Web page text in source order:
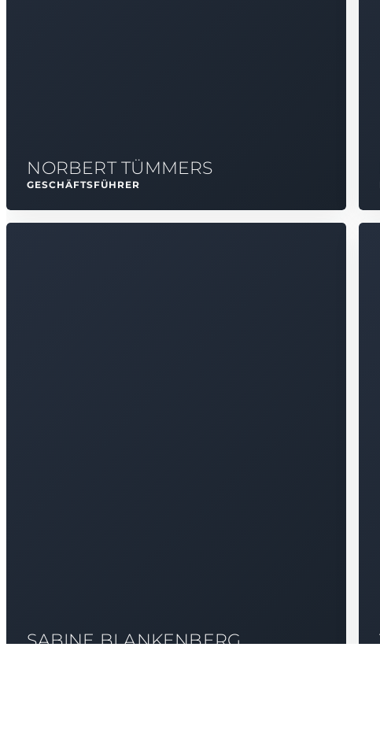
NORBERT TÜMMERS
GESCHÄFTSFÜHRER
SABINE BLANKENBERG